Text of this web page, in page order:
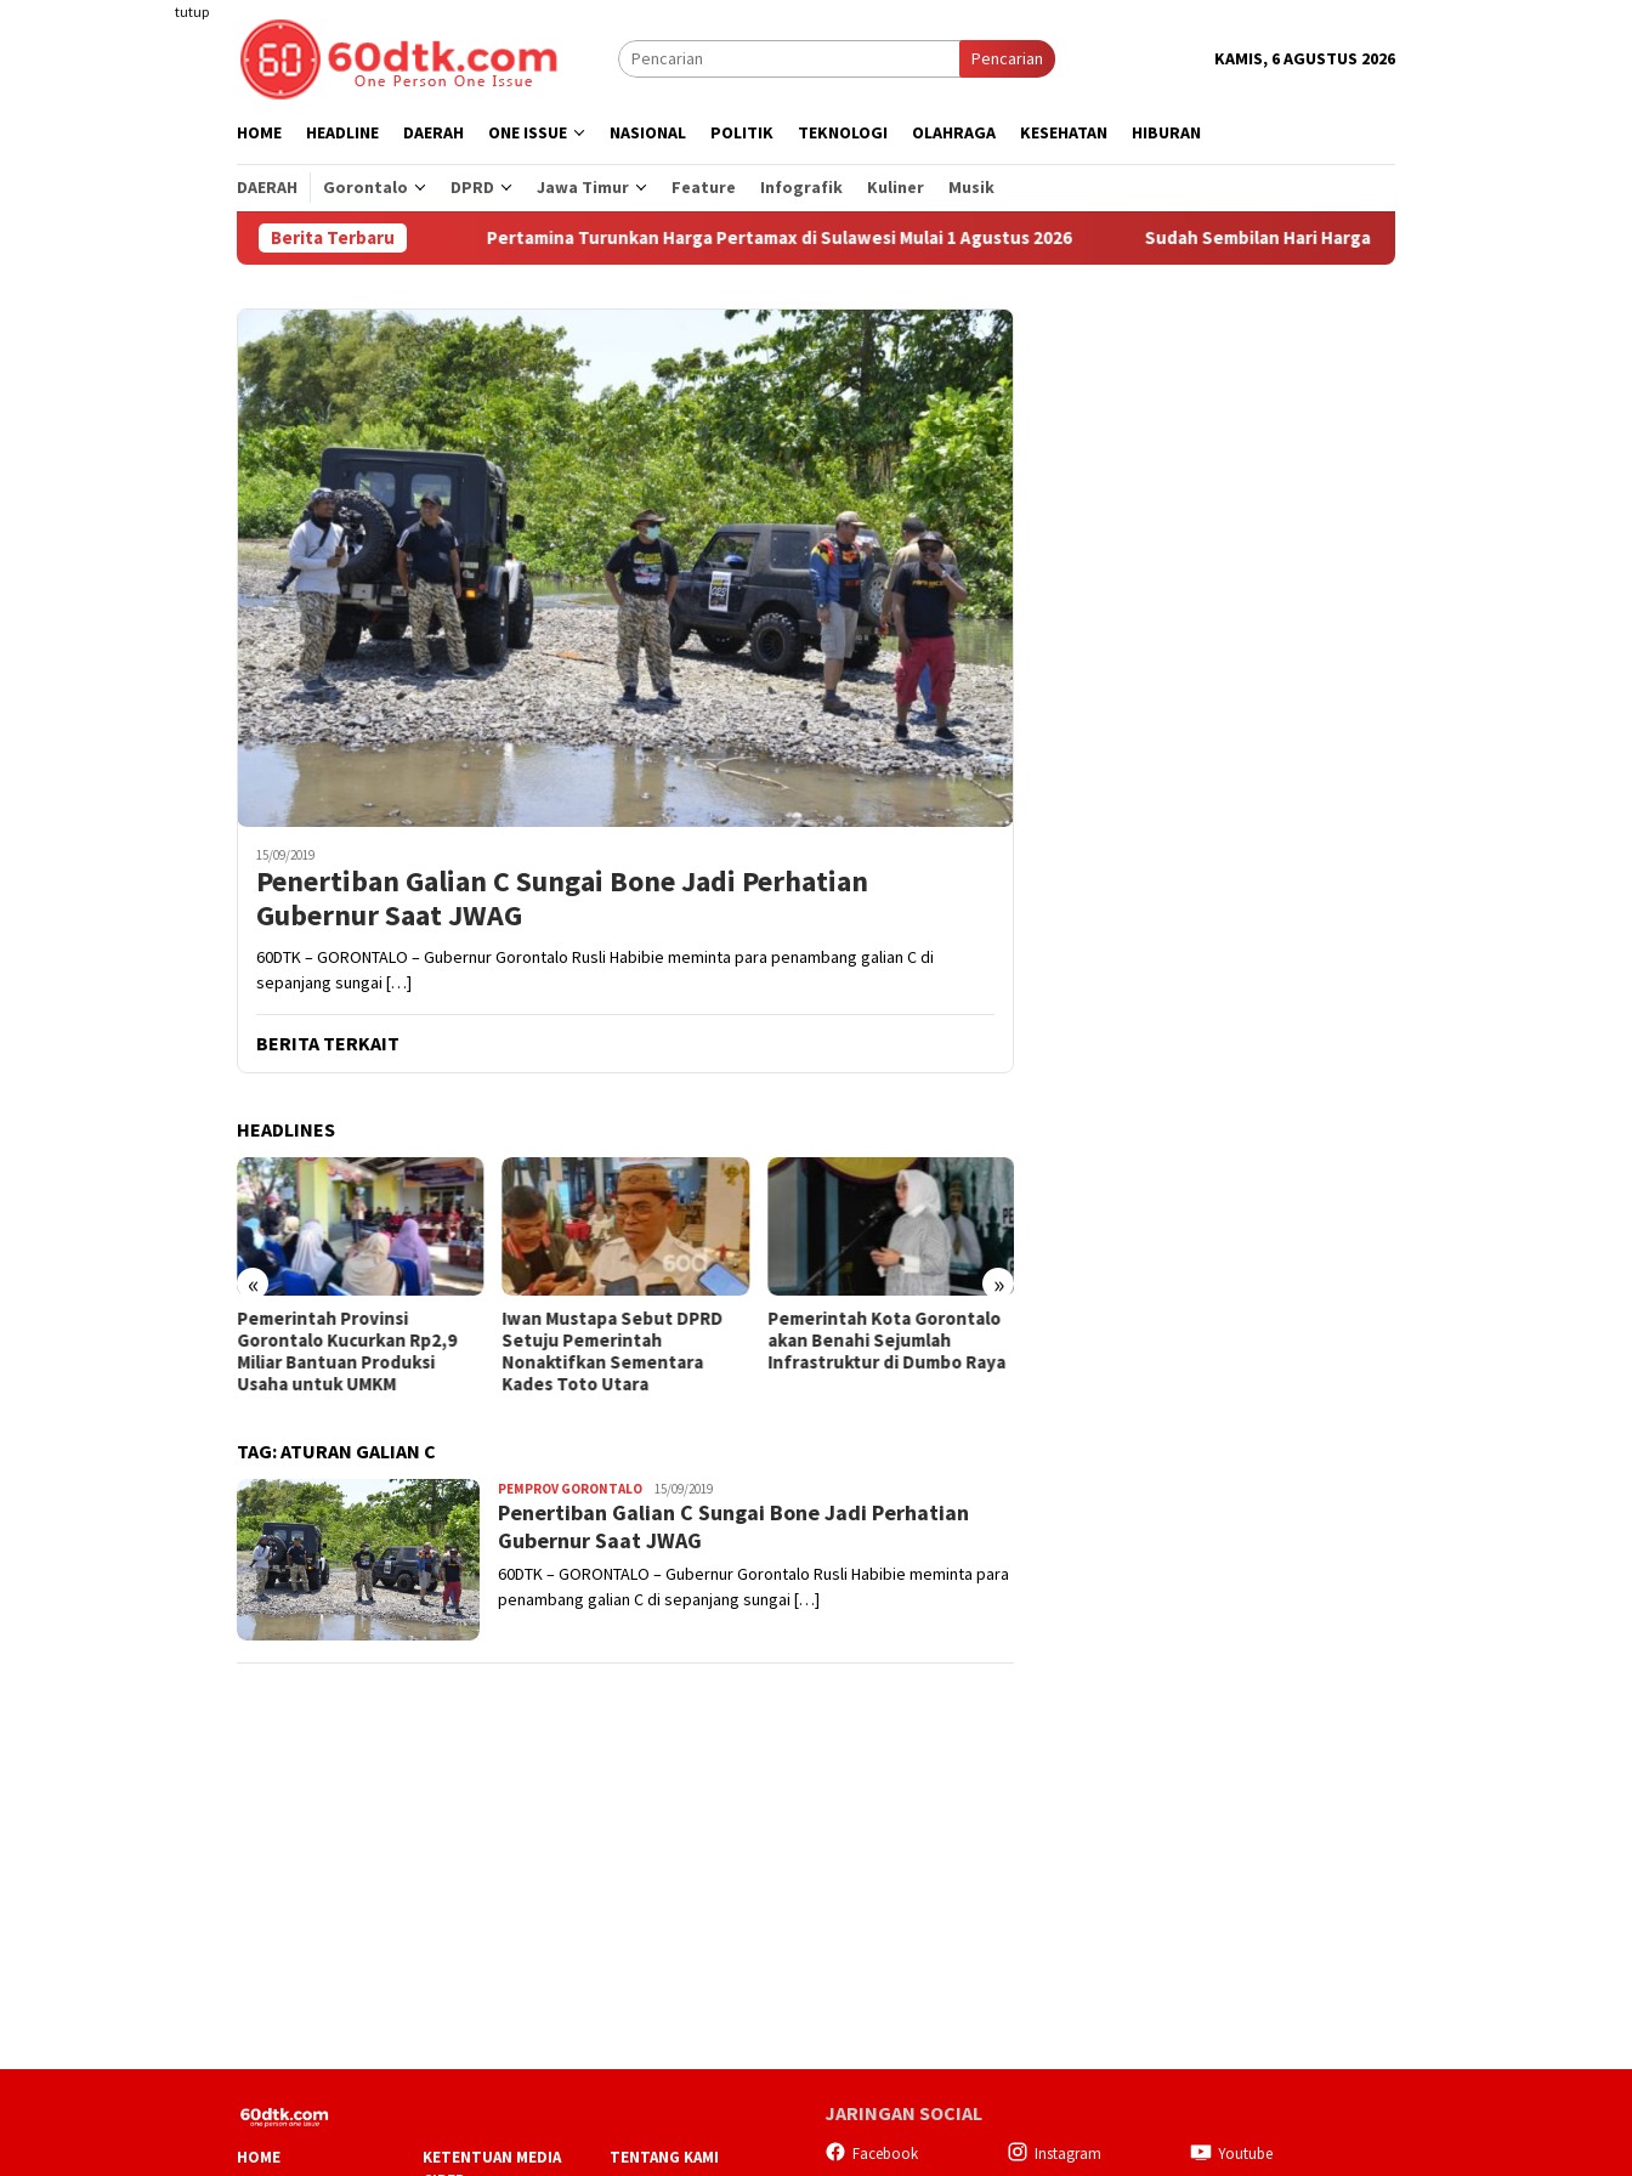
tutup
Pencarian KAMIS, 6 AGUSTUS 2026
HOME HEADLINE DAERAH ONE ISSUE NASIONAL POLITIK TEKNOLOGI OLAHRAGA KESEHATAN HIBURAN
DAERAH Gorontalo DPRD Jawa Timur Feature Infografik Kuliner Musik
Berita Terbaru Pertamina Turunkan Harga Pertamax di Sulawesi Mulai 1 Agustus 2026 Sudah Sembilan Hari Harga Beras Gorontalo Termahal di
15/09/2019
Penertiban Galian C Sungai Bone Jadi Perhatian
Gubernur Saat JWAG
60DTK – GORONTALO – Gubernur Gorontalo Rusli Habibie meminta para penambang galian C di
sepanjang sungai […]
BERITA TERKAIT
HEADLINES
« »
Pemerintah Provinsi
Gorontalo Kucurkan Rp2,9
Miliar Bantuan Produksi
Usaha untuk UMKM
Iwan Mustapa Sebut DPRD
Setuju Pemerintah
Nonaktifkan Sementara
Kades Toto Utara
Pemerintah Kota Gorontalo
akan Benahi Sejumlah
Infrastruktur di Dumbo Raya
TAG:ATURAN GALIAN C
PEMPROV GORONTALO Admin
15/09/2019
Penertiban Galian C Sungai Bone Jadi Perhatian
Gubernur Saat JWAG
60DTK – GORONTALO – Gubernur Gorontalo Rusli Habibie meminta para
penambang galian C di sepanjang sungai […]
HOME
KETENTUAN MEDIA
TENTANG KAMI
JARINGAN SOCIAL
Facebook Instagram Youtube